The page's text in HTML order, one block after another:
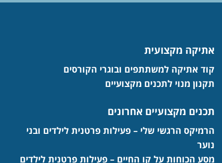
אתיקה מקצועית
קוד אתיקה למשתתפים ובוגרי הקורסים
תקנון מנוי לתכנים מקצועיים
תכנים מקצועיים אחרונים
הרמיקס הרגשי שלי – פעילות פרטנית לילדים ובני
נוער
מסע הכוחות על קו החיים – פעילות פרטנית לילדים